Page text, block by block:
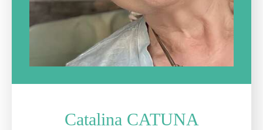
Catalina CATUNA